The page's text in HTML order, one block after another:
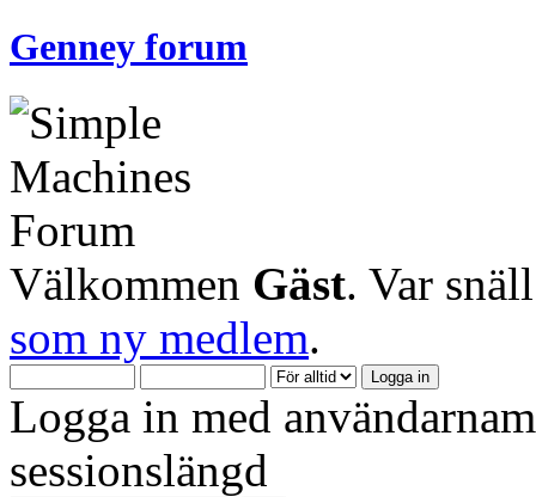
Genney forum
Välkommen Gäst. Var
som ny medlem.
Logga in med
sessionslängd